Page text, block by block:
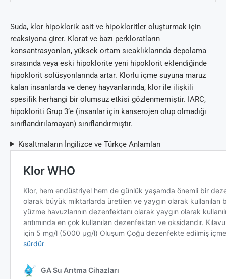
Suda, klor hipoklorik asit ve hipokloritler oluşturmak için
reaksiyona girer. Klorat ve bazı perkloratların
konsantrasyonları, yüksek ortam sıcaklıklarında depolama
sırasında veya eski hipoklorite yeni hipoklorit eklendiğinde
hipoklorit solüsyonlarında artar. Klorlu içme suyuna maruz
kalan insanlarda ve deney hayvanlarında, klor ile ilişkili
spesifik herhangi bir olumsuz etkisi gözlenmemiştir. IARC,
hipokloriti Grup 3’e (insanlar için kanserojen olup olmadığı
sınıflandırılamayan) sınıflandırmıştır.
Kısaltmaların İngilizce ve Türkçe Anlamları